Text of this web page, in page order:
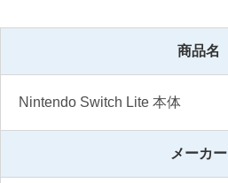
商品名
Nintendo Switch Lite 本体
メーカー